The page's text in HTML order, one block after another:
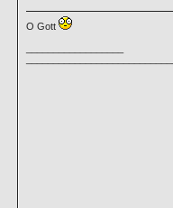
O Gott